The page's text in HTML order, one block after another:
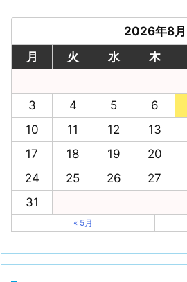
2026年8月
月
火 水 木
3
4 5 6
10
11 12 13
17
18 19 20
24
25 26 27
31
« 5月